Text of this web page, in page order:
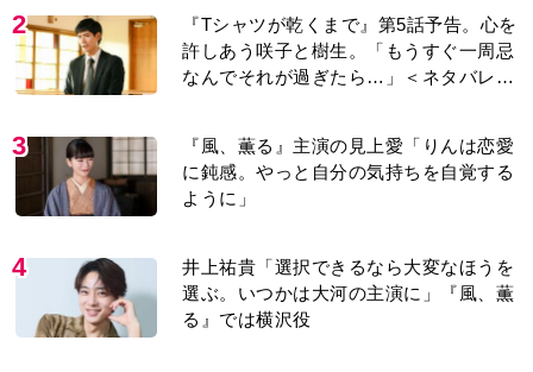
2
『Tシャツが乾くまで』第5話予告。心を
許しあう咲子と樹生。「もうすぐ一周忌
なんでそれが過ぎたら…」＜ネタバレあ
3
『風、薫る』主演の見上愛「りんは恋愛
に鈍感。やっと自分の気持ちを自覚する
ように」
4
井上祐貴「選択できるなら大変なほうを
選ぶ。いつかは大河の主演に」『風、薫
る』では横沢役